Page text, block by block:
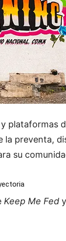
plataformas
la preventa,
su
Keep Me Fed